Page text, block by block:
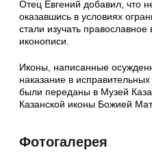
Отец Евгений добавил, что
оказавшись в условиях
стали изучать
иконописи.
Иконы, написанные
наказание в
были переданы в Музей
Казанской иконы Божией
Фотогалерея